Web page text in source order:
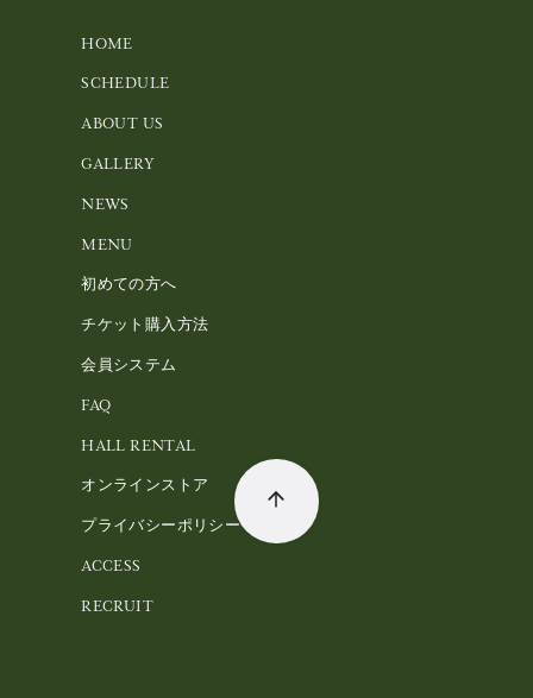
HOME
SCHEDULE
ABOUT US
GALLERY
NEWS
MENU
初めての方へ
チケット購入方法
会員システム
FAQ
HALL RENTAL
オンラインストア
プライバシーポリシー
ACCESS
RECRUIT